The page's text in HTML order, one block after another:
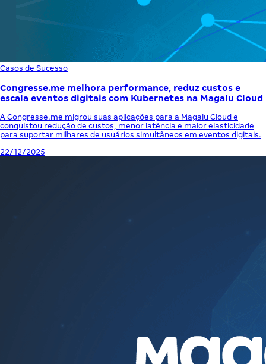
Casos de Sucesso
Congresse.me melhora performance, reduz custos e
escala eventos digitais com Kubernetes na Magalu Cloud
A Congresse.me migrou suas aplicações para a Magalu Cloud e
conquistou redução de custos, menor latência e maior elasticidade
para suportar milhares de usuários simultâneos em eventos digitais.
22/12/2025